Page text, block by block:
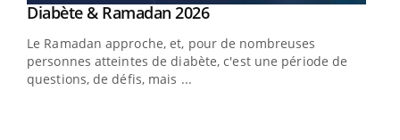
Youtube
Diabète & Ramadan 2026Youtube
Le Ramadan approche, et, pour de nombreuses
personnes atteintes de diabète, c'est une période de
questions, de défis, mais ...